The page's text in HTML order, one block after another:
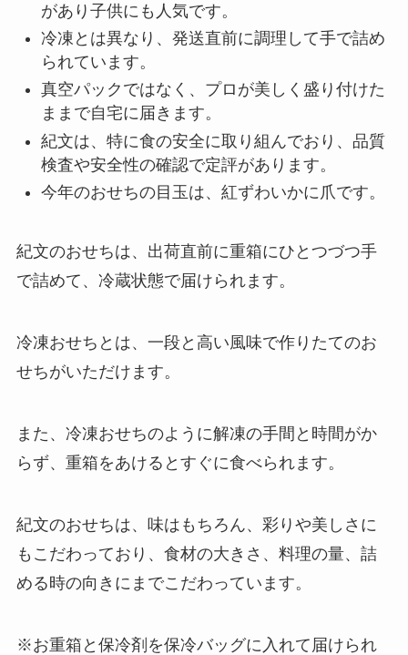
があり子供にも人気です。
冷凍とは異なり、発送直前に調理して手で詰め
られています。
真空パックではなく、プロが美しく盛り付けた
ままで自宅に届きます。
紀文は、特に食の安全に取り組んでおり、品質
検査や安全性の確認で定評があります。
今年のおせちの目玉は、紅ずわいかに爪です。
紀文のおせちは、出荷直前に重箱にひとつづつ手
で詰めて、冷蔵状態で届けられます。
冷凍おせちとは、一段と高い風味で作りたてのお
せちがいただけます。
また、冷凍おせちのように解凍の手間と時間がか
らず、重箱をあけるとすぐに食べられます。
紀文のおせちは、味はもちろん、彩りや美しさに
もこだわっており、食材の大きさ、料理の量、詰
める時の向きにまでこだわっています。
※お重箱と保冷剤を保冷バッグに入れて届けられ